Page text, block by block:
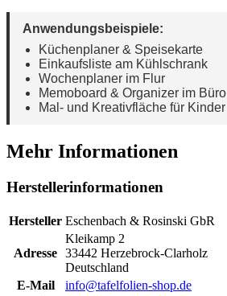
Anwendungsbeispiele:
Küchenplaner & Speisekarte
Einkaufsliste am Kühlschrank
Wochenplaner im Flur
Memoboard & Organizer im Büro
Mal- und Kreativfläche für Kinder
Mehr Informationen
Herstellerinformationen
Hersteller Eschenbach & Rosinski GbR
Adresse
Kleikamp 2
33442 Herzebrock-Clarholz
Deutschland
E-Mail
info@tafelfolien-shop.de